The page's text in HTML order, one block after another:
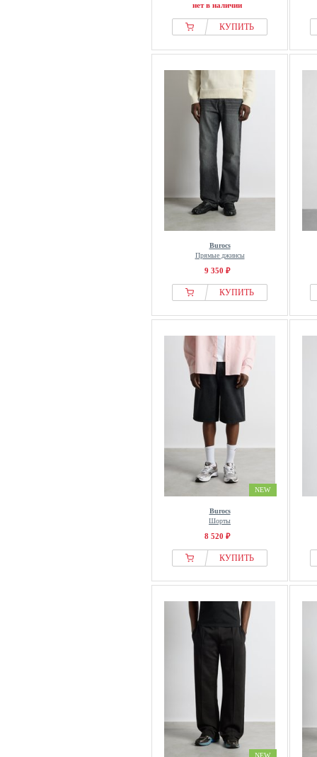
нет в наличии
КУПИТЬ
Burocs
Прямые джинсы
9 350 ₽
КУПИТЬ
NEW
Burocs
Шорты
8 520 ₽
КУПИТЬ
NEW